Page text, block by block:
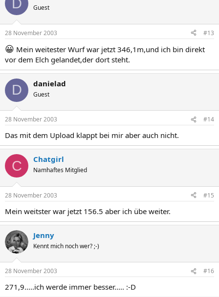
D Guest
28 November 2003 #13
😀 Mein weitester Wurf war jetzt 346,1m,und ich bin direkt
vor dem Elch gelandet,der dort steht.
D danielad
Guest
28 November 2003 #14
Das mit dem Upload klappt bei mir aber auch nicht.
C Chatgirl
Namhaftes Mitglied
28 November 2003 #15
Mein weitster war jetzt 156.5 aber ich übe weiter.
Jenny
Kennt mich noch wer? ;-)
28 November 2003 #16
271,9.....ich werde immer besser..... :-D